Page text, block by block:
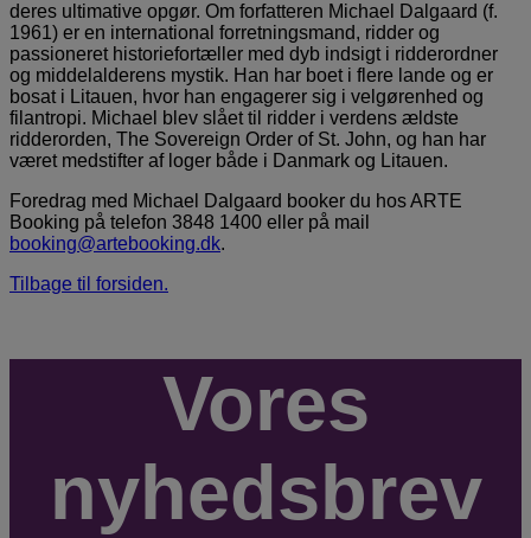
deres ultimative opgør. Om forfatteren Michael Dalgaard (f.
1961) er en international forretnings­mand, ridder og
passioneret historiefortæller med dyb indsigt i ridderordner
og middelalderens mystik. Han har boet i flere lande og er
bosat i Litauen, hvor han engage­rer sig i velgørenhed og
filantropi. Michael blev slået til ridder i verdens ældste
ridderorden, The Sovereign Order of St. John, og han har
været med­stifter af loger både i Danmark og Litauen.
Foredrag med Michael Dalgaard booker du hos ARTE
Booking på telefon 3848 1400 eller på mail
booking@artebooking.dk.
Tilbage til forsiden.
Vores
nyhedsbrev